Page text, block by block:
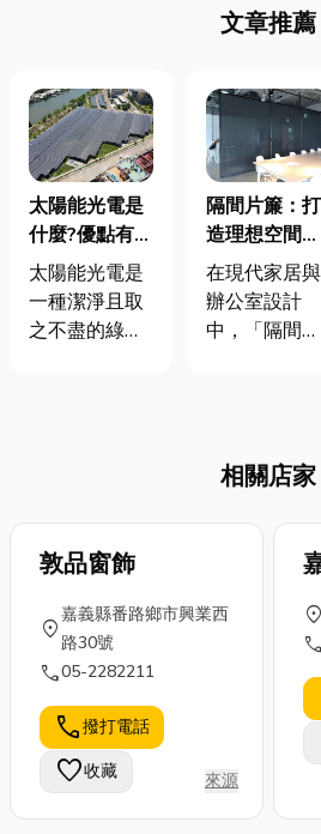
文章推薦
太陽能光電是
什麼?優點有哪
些？一次報你
知，你也想成
為綠能產業一
太陽能光電是
一種潔淨且取
之不盡的綠色
升能源自主
性，並可與電
結合，提高供
電穩定性。安
裝後維護成本
低，適用於住
宅、工業及商
業等多種場
域。隨著科技
進步，太陽能
隔間片簾：打
造理想空間分
隔，真的有那
麼簡單嗎？
在現代家居與
辦公室設計
中，「隔間片
室區域劃分，
空間，都能利
用片簾達到美
的效果。 今天
就讓我們來聊
聊有關片簾的
題，並分享一
識，幫助你在
選購與安裝時
相關店家
敦品窗飾
location_on
嘉義縣番路鄉市興業西
路30號
call05-2282211
call撥打電話
favorite收藏 來源
location_on
call